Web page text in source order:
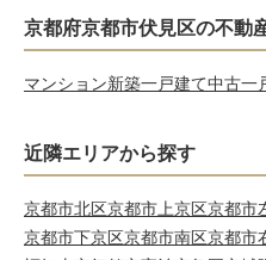
京都府京都市伏見区の不動
マンション新築一戸建て中古一
近隣エリアから探す
京都市北区京都市上京区京都市
京都市下京区京都市南区京都市